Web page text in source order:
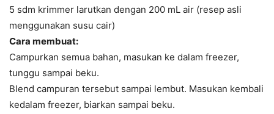
5 sdm krimmer larutkan dengan 200 mL air (resep asli
menggunakan susu cair)
Cara membuat:
Campurkan semua bahan, masukan ke dalam freezer,
tunggu sampai beku.
Blend campuran tersebut sampai lembut. Masukan kembali
kedalam freezer, biarkan sampai beku.